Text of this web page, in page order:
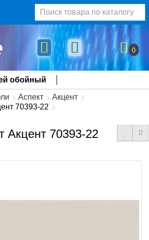
0
обойный
Аспект
Акцент
70393-22
Акцент 70393-22